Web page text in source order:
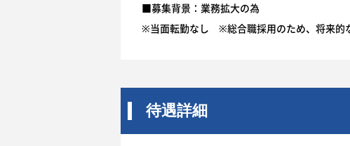
■募集背景：業務拡大の為
※当面転勤なし ※総合職採用のため、将来的
待遇詳細